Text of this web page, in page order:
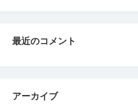
最近のコメント
アーカイブ